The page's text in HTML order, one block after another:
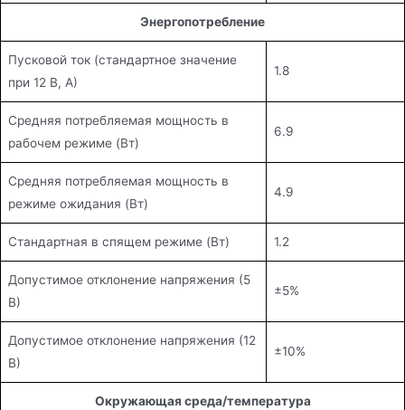
Энергопотребление
Пусковой ток (стандартное значение
при 12 В, А)
1.8
Средняя потребляемая мощность в
рабочем режиме (Вт)
6.9
Средняя потребляемая мощность в
режиме ожидания (Вт)
4.9
Стандартная в спящем режиме (Вт) 1.2
Допустимое отклонение напряжения (5
В)
±5%
Допустимое отклонение напряжения (12
В)
±10%
Окружающая среда/температура